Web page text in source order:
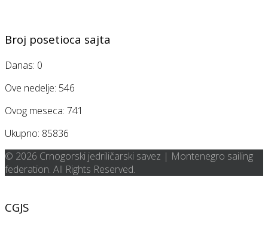
Broj posetioca sajta
Danas: 0
Ove nedelje: 546
Ovog meseca: 741
Ukupno: 85836
© 2026 Crnogorski jedriličarski savez | Montenegro sailing
federation. All Rights Reserved.
CGJS